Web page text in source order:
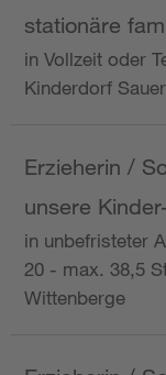
stationäre
in Vollzeit oder
Kinderdorf
Erzieherin /
unsere
in unbefristeter
20 - max. 38,5
Wittenberge